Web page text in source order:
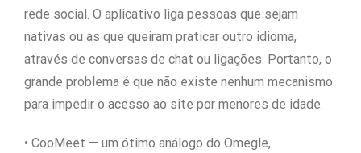
rede social. O aplicativo liga pessoas que sejam
nativas ou as que queiram praticar outro idioma,
através de conversas de chat ou ligações. Portanto, o
grande problema é que não existe nenhum mecanismo
para impedir o acesso ao site por menores de idade.
• CooMeet — um ótimo análogo do Omegle,